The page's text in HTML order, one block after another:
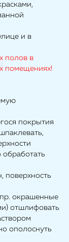
и в
полов в
помещениях!
покрытия
обработать
поверхность
окрашенные
отшлифовать
ополоснуть